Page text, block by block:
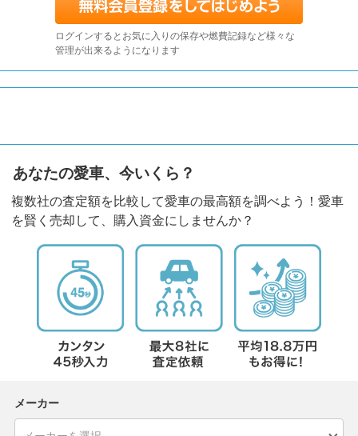
ログインするとお気に入りの保存や燃費記録など様々な
管理が出来るようになります
あなたの愛車、今いくら？
複数社の査定額を比較して愛車の最高額を調べよう！愛車
を賢く売却して、購入資金にしませんか？
メーカー